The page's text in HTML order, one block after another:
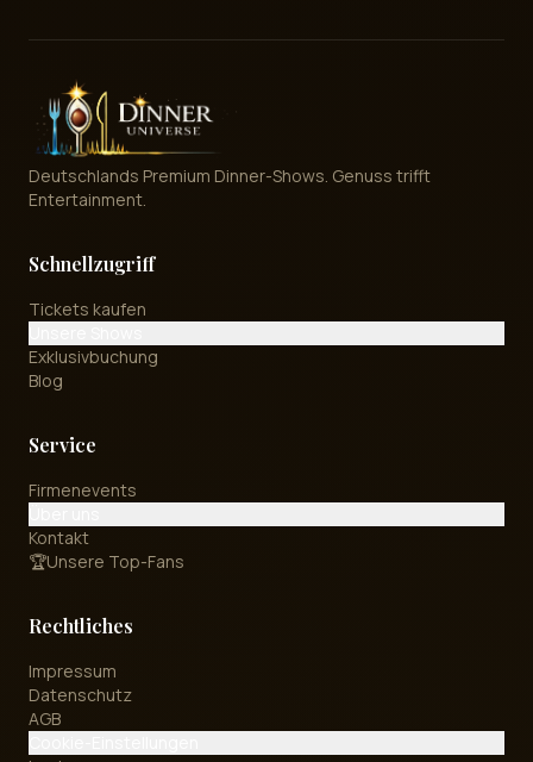
Deutschlands Premium Dinner-Shows. Genuss trifft
Entertainment.
Schnellzugriff
Tickets kaufen
Exklusivbuchung
Blog
Service
Firmenevents
Kontakt
🏆Unsere Top-Fans
Rechtliches
Impressum
Datenschutz
AGB